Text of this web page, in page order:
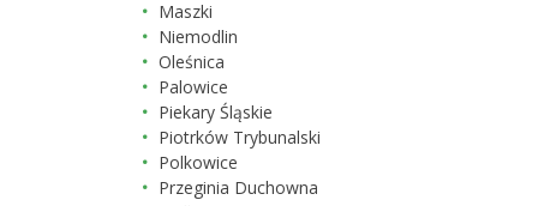
Maszki
Niemodlin
Oleśnica
Palowice
Piekary Śląskie
Piotrków Trybunalski
Polkowice
Przeginia Duchowna